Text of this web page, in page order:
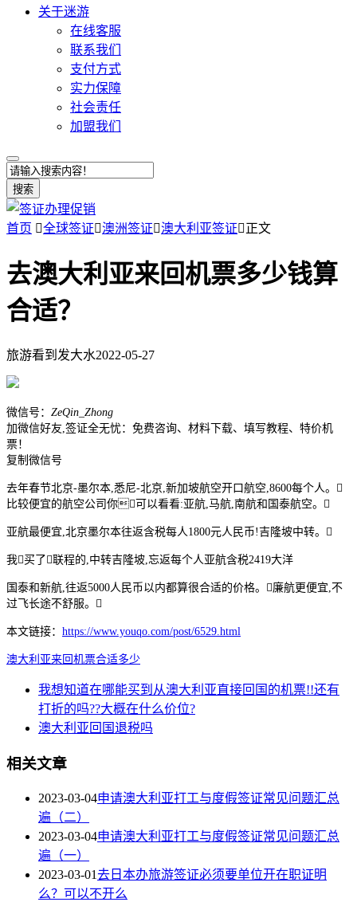
关于迷游
在线客服
联系我们
支付方式
实力保障
社会责任
加盟我们
搜索
首页 全球签证澳洲签证澳大利亚签证正文
去澳大利亚来回机票多少钱算
合适？
旅游看到发大水2022-05-27
微信号： ZeQin_Zhong
加微信好友,签证全无忧：免费咨询、材料下载、填写教程、特价机
票！
复制微信号
去年春节北京-墨尔本,悉尼-北京,新加坡航空开口航空,8600每个人。
比较便宜的航空公司你可以看看:亚航,马航,南航和国泰航空。
亚航最便宜,北京墨尔本往返含税每人1800元人民币!吉隆坡中转。
我买了联程的,中转吉隆坡,忘返每个人亚航含税2419大洋
国泰和新航,往返5000人民币以内都算很合适的价格。廉航更便宜,不
过飞长途不舒服。
本文链接： https://www.youqo.com/post/6529.html
澳大利亚来回 机票合适多少
我想知道在哪能买到从澳大利亚直接回国的机票!!还有
打折的吗??大概在什么价位?
澳大利亚回国退税吗
相关文章
2023-03-04申请澳大利亚打工与度假签证常见问题汇总
遍（二）
2023-03-04申请澳大利亚打工与度假签证常见问题汇总
遍（一）
2023-03-01去日本办旅游签证必须要单位开在职证明
么？可以不开么